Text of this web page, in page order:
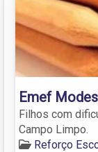
Emef
Filhos com
Campo Limpo.
Reforço